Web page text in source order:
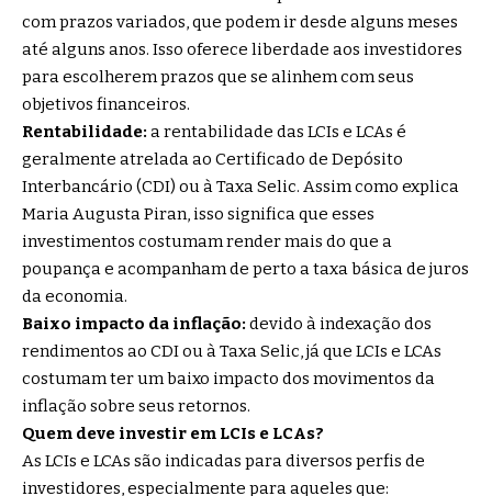
com prazos variados, que podem ir desde alguns meses
até alguns anos. Isso oferece liberdade aos investidores
para escolherem prazos que se alinhem com seus
objetivos financeiros.
Rentabilidade: a rentabilidade das LCIs e LCAs é
geralmente atrelada ao Certificado de Depósito
Interbancário (CDI) ou à Taxa Selic. Assim como explica
Maria Augusta Piran, isso significa que esses
investimentos costumam render mais do que a
poupança e acompanham de perto a taxa básica de juros
da economia.
Baixo impacto da inflação: devido à indexação dos
rendimentos ao CDI ou à Taxa Selic, já que LCIs e LCAs
costumam ter um baixo impacto dos movimentos da
inflação sobre seus retornos.
Quem deve investir em LCIs e LCAs?
As LCIs e LCAs são indicadas para diversos perfis de
investidores, especialmente para aqueles que: